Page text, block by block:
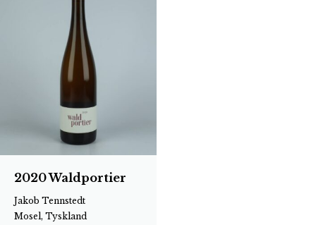
2020 Waldportier
Jakob Tennstedt
Mosel, Tyskland